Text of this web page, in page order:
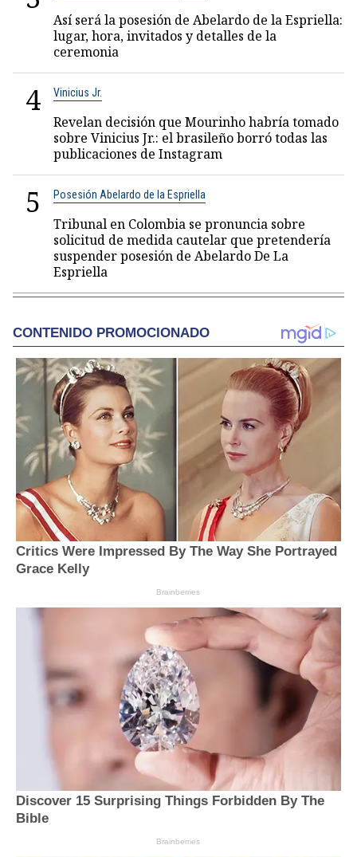
Así será la posesión de Abelardo de la Espriella:
lugar, hora, invitados y detalles de la
ceremonia
4 Vinicius Jr.
Revelan decisión que Mourinho habría tomado
sobre Vinicius Jr.: el brasileño borró todas las
publicaciones de Instagram
5 Posesión Abelardo de la Espriella
Tribunal en Colombia se pronuncia sobre
solicitud de medida cautelar que pretendería
suspender posesión de Abelardo De La
Espriella